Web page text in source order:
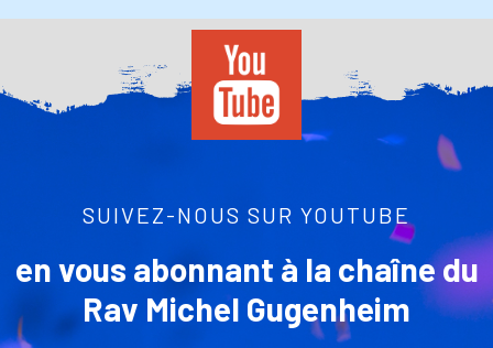
SUIVEZ-NOUS SUR YOUTUBE
en vous abonnant à la chaîne du
Rav Michel Gugenheim